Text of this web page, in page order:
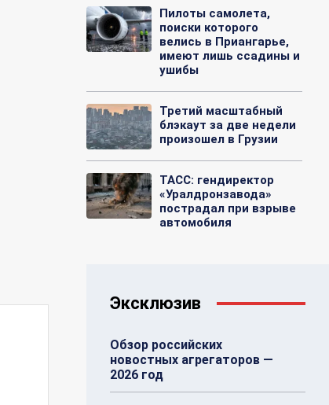
Пилоты самолета,
поиски которого
велись в Приангарье,
имеют лишь ссадины и
ушибы
Третий масштабный
блэкаут за две недели
произошел в Грузии
ТАСС: гендиректор
«Уралдронзавода»
пострадал при взрыве
автомобиля
Эксклюзив
Обзор российских
новостных агрегаторов —
2026 год